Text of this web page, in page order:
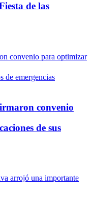
de las
convenio
de sus